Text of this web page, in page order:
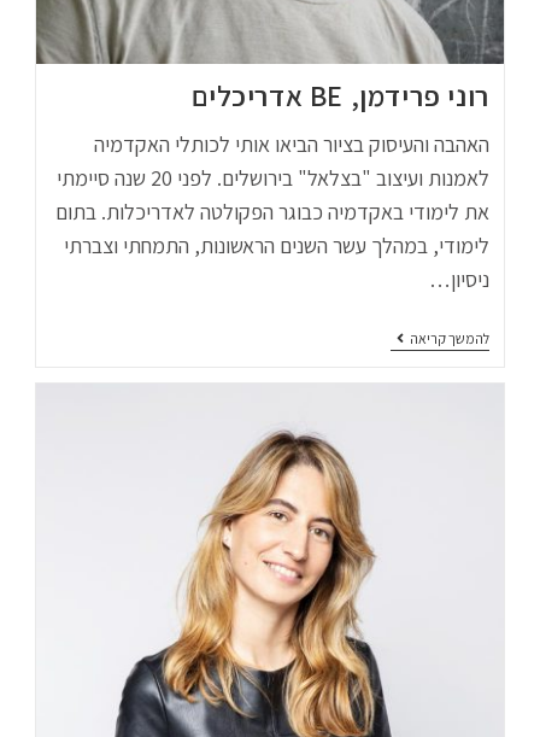
רוני פרידמן, BE אדריכלים
האהבה והעיסוק בציור הביאו אותי לכותלי האקדמיה
לאמנות ועיצוב "בצלאל" בירושלים. לפני 20 שנה סיימתי
את לימודי באקדמיה כבוגר הפקולטה לאדריכלות. בתום
לימודי, במהלך עשר השנים הראשונות, התמחתי וצברתי
ניסיון…
להמשך קריאה